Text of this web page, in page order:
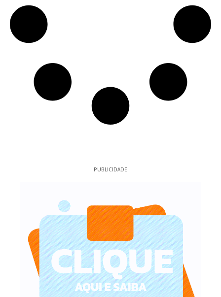
PUBLICIDADE